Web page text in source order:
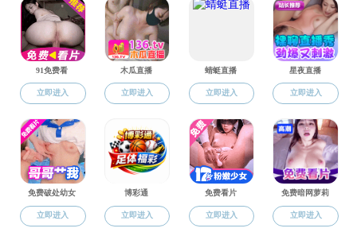
福彩公益金管理 ·福彩公益金管
·非法社会组织